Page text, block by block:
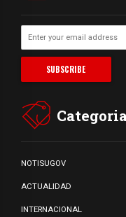
NOTISUGOV
ACTUALIDAD
INTERNACIONAL